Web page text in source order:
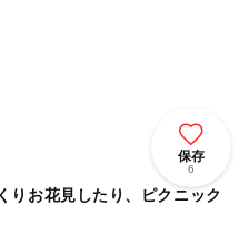
保存
6
りお花見したり、ピクニック